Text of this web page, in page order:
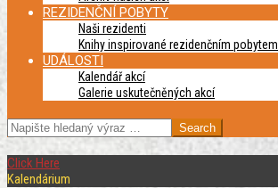
REZIDENČNÍ POBYTY
Naši rezidenti
Knihy inspirované rezidenčním pobytem
UDÁLOSTI
Kalendář akcí
Galerie uskutečněných akcí
SEARCH
Click Here
Kalendárium